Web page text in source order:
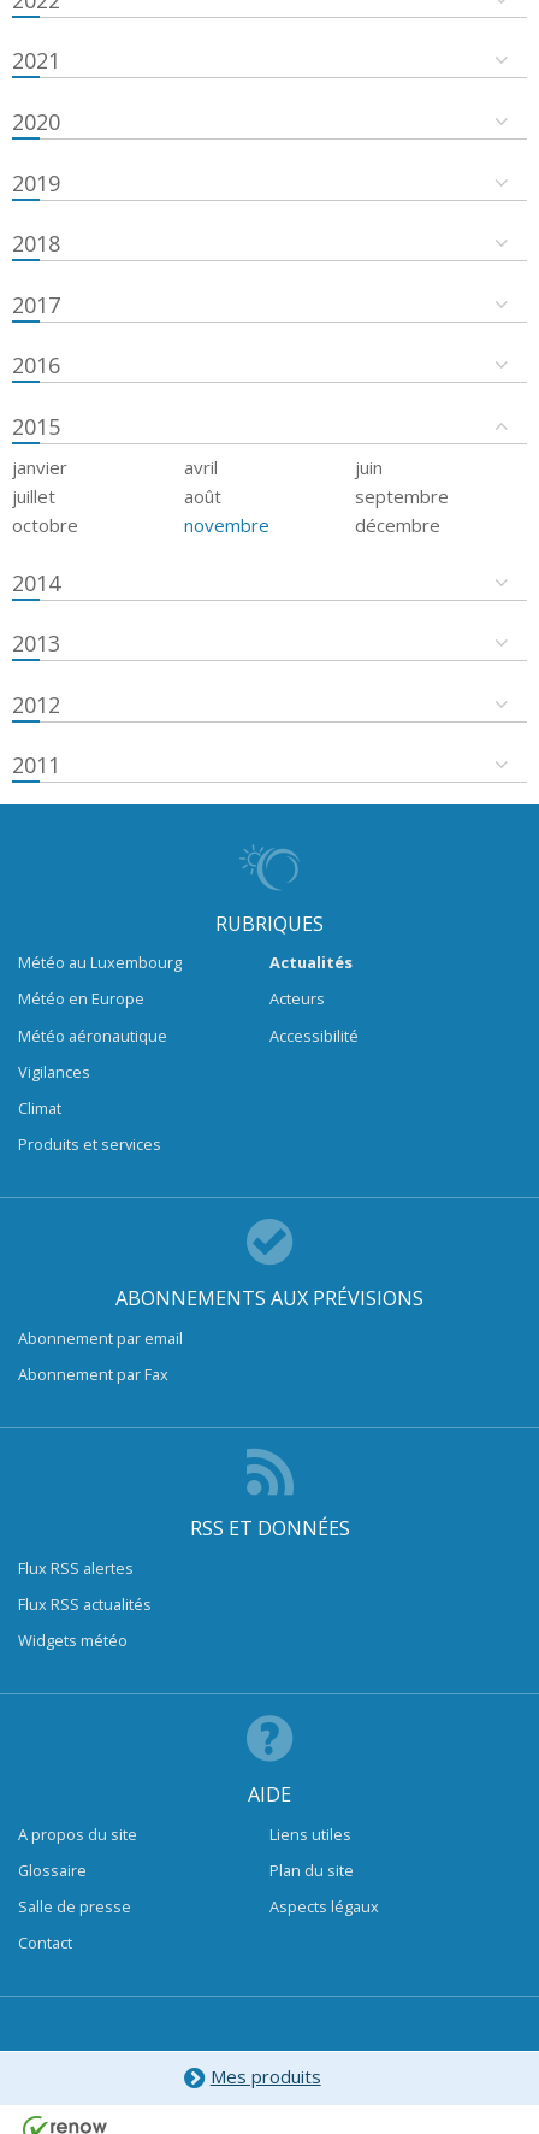
2021
2020
2019
2018
2017
2016
2015
janvier avril
juin
juillet
août
septembre
octobre
novembre décembre
2014
2013
2012
2011
RUBRIQUES
Météo au Luxembourg
Météo en Europe
Météo aéronautique
Vigilances
Climat
Produits et services
Actualités
Acteurs
Accessibilité
ABONNEMENTS AUX PRÉVISIONS
Abonnement par email
Abonnement par Fax
RSS ET DONNÉES
Flux RSS alertes
Flux RSS actualités
Widgets météo
AIDE
A propos du site
Glossaire
Salle de presse
Contact
Liens utiles
Plan du site
Aspects légaux
Mes produits